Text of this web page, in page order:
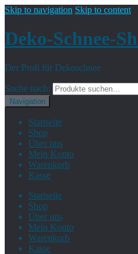
Skip to navigation Skip to content
Deko-Schnee-
Der Profi für Dekoschnee
Suche nach:
Navigation
Startseite
Shop
Über uns
Mein Konto
Warenkorb
Kasse
Startseite
Shop
Über uns
Mein Konto
Warenkorb
Kasse